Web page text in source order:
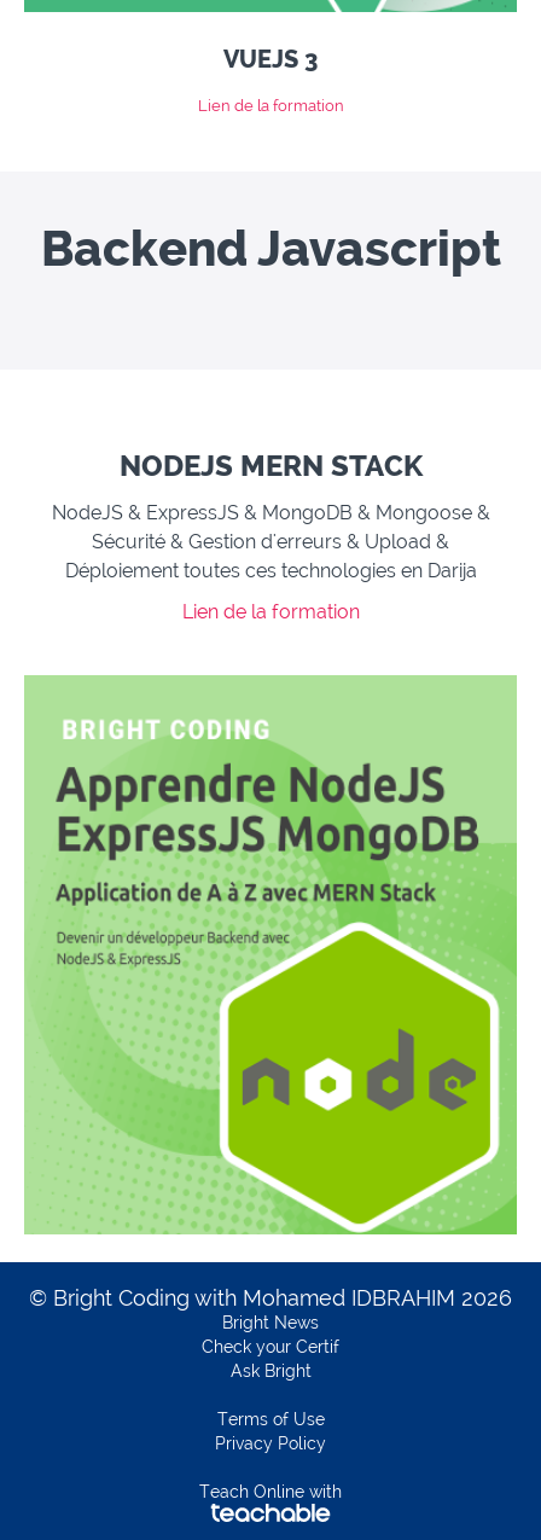
VUEJS 3
Lien de la formation
Backend Javascript
NODEJS MERN STACK
NodeJS & ExpressJS & MongoDB & Mongoose &
Sécurité & Gestion d'erreurs & Upload &
Déploiement toutes ces technologies en Darija
Lien de la formation
© Bright Coding with Mohamed IDBRAHIM 2026
Bright News
Check your Certif
Ask Bright
Terms of Use
Privacy Policy
Teach Online with